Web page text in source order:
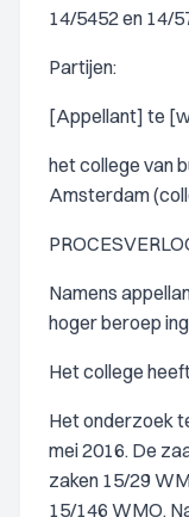
14/5452 en 14/
Partijen:
[Appellant] te
het college van
Amsterdam
Namens
hoger beroep
Het college
Het onderzoek
mei 2016. De
zaken 15/29
15/146 WMO.